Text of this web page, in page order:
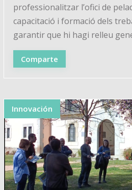
professionalitzar l’ofici de
capacitació i formació dels
garantir que hi hagi relleu
Comparte
Innovación